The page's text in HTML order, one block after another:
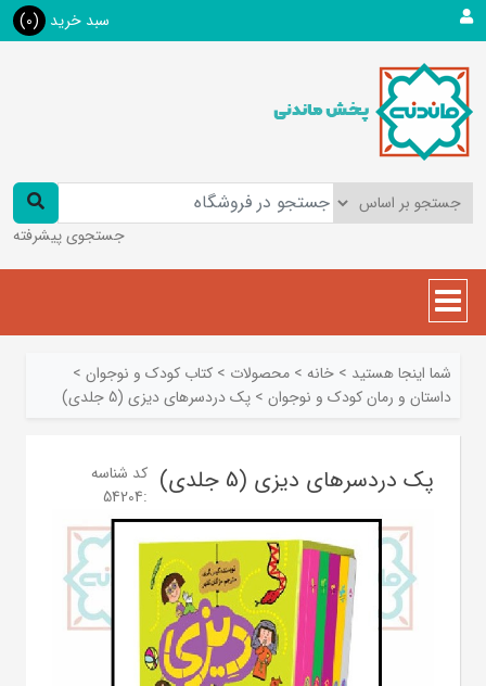
سبد خرید (0)
جستجوی پیشرفته
شما اینجا هستید > خانه > محصولات > کتاب کودک و نوجوان >
داستان و رمان کودک و نوجوان > پک دردسرهای دیزی (5 جلدی)
پک دردسرهای دیزی (5 جلدی)
کد شناسه
:
54204